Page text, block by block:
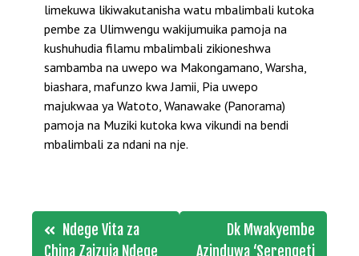
limekuwa likiwakutanisha watu mbalimbali kutoka
pembe za Ulimwengu wakijumuika pamoja na
kushuhudia filamu mbalimbali zikioneshwa
sambamba na uwepo wa Makongamano, Warsha,
biashara, mafunzo kwa Jamii, Pia uwepo
majukwaa ya Watoto, Wanawake (Panorama)
pamoja na Muziki kutoka kwa vikundi na bendi
mbalimbali za ndani na nje.
PostNdege Vita za
China Zaizuia Ndege
Dk Mwakyembe
Azinduwa ‘Serengeti